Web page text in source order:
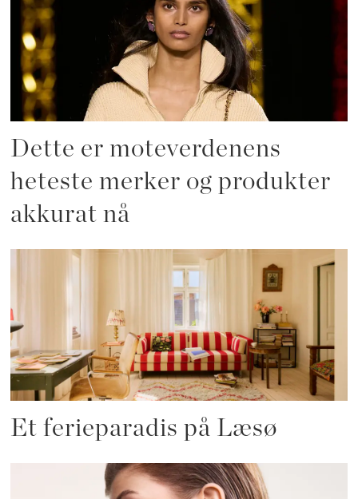
Dette er moteverdenens
heteste merker og produkter
akkurat nå
Et ferieparadis på Læsø